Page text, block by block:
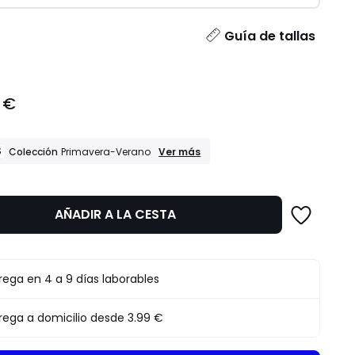
Guía de tallas
€
Colección Primavera-Verano REBAJAS
Ver más
AÑADIR A LA CESTA
en 4 a 9 días laborables
a domicilio desde3.99 €